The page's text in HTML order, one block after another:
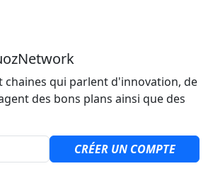
chaines qui parlent d'innovation, de
des bons plans ainsi que des
CRÉER UN COMPTE